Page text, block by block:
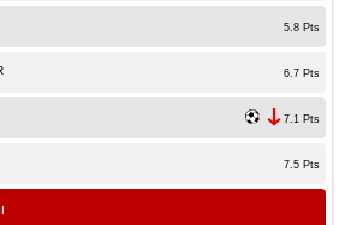
5.8 Pts
6.7 Pts
7.1 Pts
7.5 Pts